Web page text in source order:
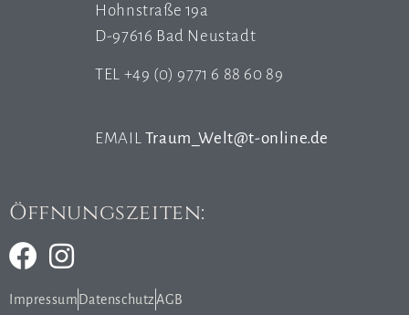
Hohnstraße 19a
D-97616 Bad Neustadt
TEL +49 (0) 9771 6 88 60 89
EMAIL Traum_Welt@t-online.de
Öffnungszeiten:
Impressum DatenschutzAGB